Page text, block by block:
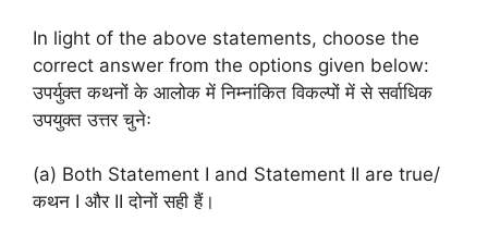
In light of the above statements, choose the
correct answer from the options given below:
उपर्युक्त कथनों के आलोक में निम्नांकित विकल्पों में से सर्वाधिक
उपयुक्त उत्तर चुनेः
(a) Both Statement I and Statement II are true/
कथन I और II दोनों सही हैं।